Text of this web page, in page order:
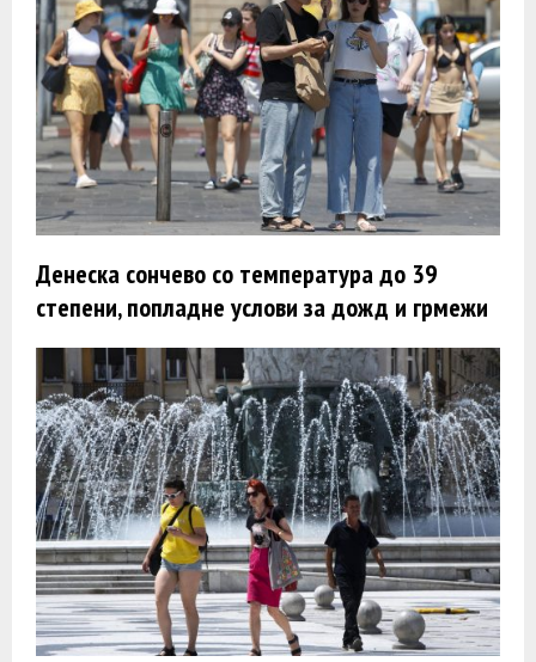
Денеска сончево со температура до 39
степени, попладне услови за дожд и грмежи